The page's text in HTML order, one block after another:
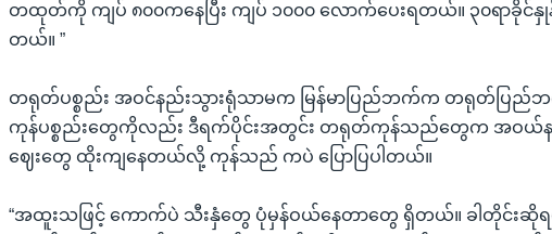
တထုတ်ကို ကျပ် ၈၀၀ကနေပြီး ကျပ် ၁၀၀၀ လောက်ပေးရတယ်။ ၃၀ရာခိုင်
တယ်။ ”
တရုတ်ပစ္စည်း အဝင်နည်းသွားရုံသာမက မြန်မာပြည်ဘက်က တရုတ်ပြ
ကုန်ပစ္စည်းတွေကိုလည်း ဒီရက်ပိုင်းအတွင်း တရုတ်ကုန်သည်တွေက အဝယ်နည်
ဈေးတွေ ထိုးကျနေတယ်လို့ ကုန်သည် ကပဲ ပြောပြပါတယ်။
“အထူးသဖြင့် ကောက်ပဲ သီးနှံတွေ ပုံမှန်ဝယ်နေတာတွေ ရှိတယ်။ ခါတိုင်းဆိုရ